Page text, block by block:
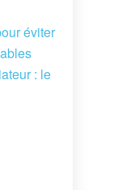
éviter
: le